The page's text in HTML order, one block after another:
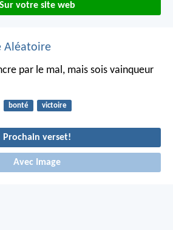
Sur votre site web
Aléatoire
par le mal, mais sois vainqueur
bonté victoire
Prochain verset!
Avec Image